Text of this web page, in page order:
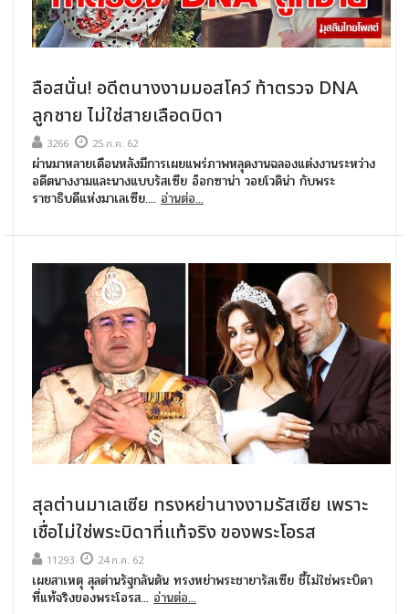
ลือสนั่น! อดีตนางงามมอสโคว์ ท้าตรวจ DNA
ลูกชาย ไม่ใช่สายเลือดบิดา
3266 25 ก.ค. 62
ผ่านมาหลายเดือนหลังมีการเผยแพร่ภาพหลุดงานฉลองแต่งงานระหว่าง
อดีตนางงามและนางแบบรัสเซีย อ๊อกซาน่า วอยโวดิน่า กับพระ
ราชาธิบดีแห่งมาเลเซีย.... อ่านต่อ...
สุลต่านมาเลเซีย ทรงหย่านางงามรัสเซีย เพราะ
เชื่อไม่ใช่พระบิดาที่แท้จริง ของพระโอรส
11293 24 ก.ค. 62
เผยสาเหตุ สุลต่านรัฐกลันตัน ทรงหย่าพระชายารัสเซีย ชี้ไม่ใช่พระบิดา
ที่แท้จริงของพระโอรส... อ่านต่อ...